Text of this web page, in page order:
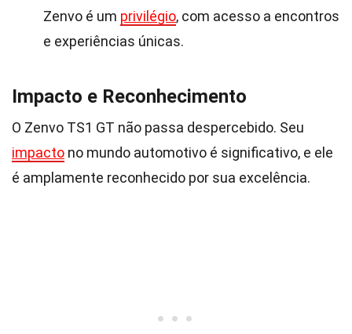
Zenvo é um privilégio, com acesso a encontros
e experiências únicas.
Impacto e Reconhecimento
O Zenvo TS1 GT não passa despercebido. Seu
impacto no mundo automotivo é significativo, e ele
é amplamente reconhecido por sua excelência.